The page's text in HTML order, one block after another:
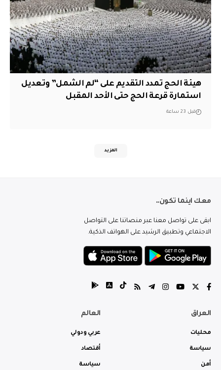
هيئة الحج تمدد التقديم على “لم الشمل” وتعديل
استمارة قرعة الحج حتى الأحد المقبل
قبل 23 ساعة
المزيد
معك اينما تكون..
ابقى على تواصل معنا عبر منصاتنا على التواصل
الاجتماعي وتطبيق الرشيد على الهواتف الذكية.
العراق
محليات
سياسة
أمن
العالم
عربي ودولي
أقتصاد
سياسة